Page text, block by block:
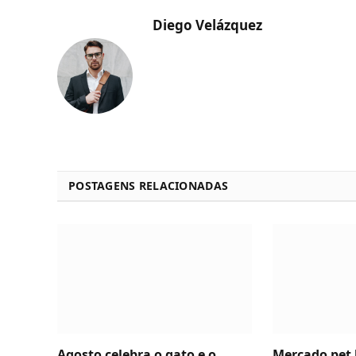
Diego Velázquez
POSTAGENS RELACIONADAS